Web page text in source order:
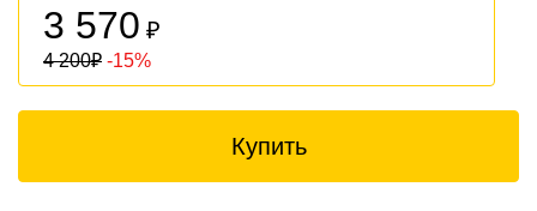
3 570 ₽
4 200₽ -15%
Купить